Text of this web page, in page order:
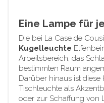
Eine Lampe für
Die bei La Case de
Kugelleuchte
Arbeitsbereich, das
bestimmten Raum
Darüber hinaus ist diese
Tischleuchte als
oder zur Schaffung von